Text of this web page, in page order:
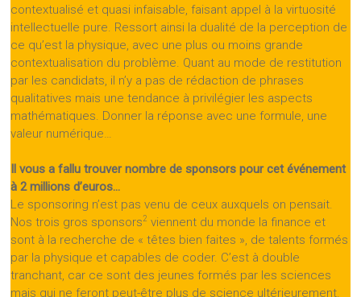
contextualisé et quasi infaisable, faisant appel à la virtuosité
intellectuelle pure. Ressort ainsi la dualité de la perception de
ce qu’est la physique, avec une plus ou moins grande
contextualisation du problème. Quant au mode de restitution
par les candidats, il n’y a pas de rédaction de phrases
qualitatives mais une tendance à privilégier les aspects
mathématiques. Donner la réponse avec une formule, une
valeur numérique…
Il vous a fallu trouver nombre de sponsors pour cet événement
à 2 millions d’euros…
Le sponsoring n’est pas venu de ceux auxquels on pensait.
Nos trois gros sponsors2 viennent du monde la finance et
sont à la recherche de « têtes bien faites », de talents formés
par la physique et capables de coder. C’est à double
tranchant, car ce sont des jeunes formés par les sciences
mais qui ne feront peut-être plus de science ultérieurement.